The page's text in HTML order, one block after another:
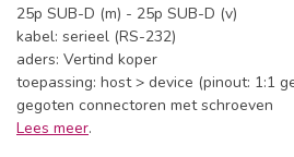
25p SUB-D (m) - 25p SUB-D (v)
kabel: serieel (RS-232)
aders: Vertind koper
toepassing: host > device (pinout: 1:1
gegoten connectoren met schroeven
Lees meer.